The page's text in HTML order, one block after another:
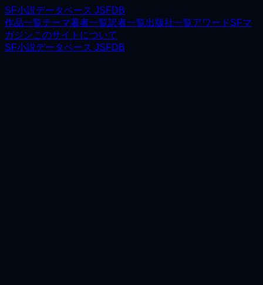
SF小説データベース JSFDB
作品一覧テーマ著者一覧訳者一覧出版社一覧アワードSFマ
ガジンこのサイトについて
SF小説データベース JSFDB